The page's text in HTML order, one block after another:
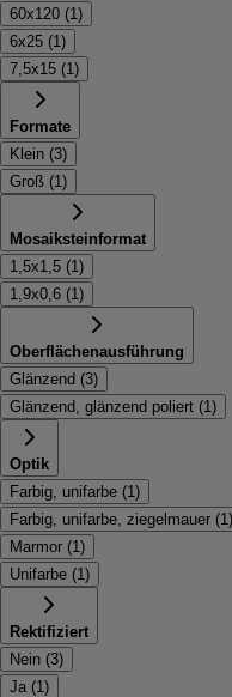
60x120 (1 )
6x25 (1 )
7,5x15 (1 )
Formate
Klein (3)
Groß (1 )
Mosaiksteinformat
1,5x1,5 (1 )
1,9x0,6 (1 )
Oberflächenausführung
Glänzend (3)
Glänzend, glänzend poliert (1 )
Optik
Farbig, unifarbe (1 )
Farbig, unifarbe, ziegelmauer (1 )
Marmor (1 )
Unifarbe (1 )
Rektifiziert
Nein (3)
Ja (1 )